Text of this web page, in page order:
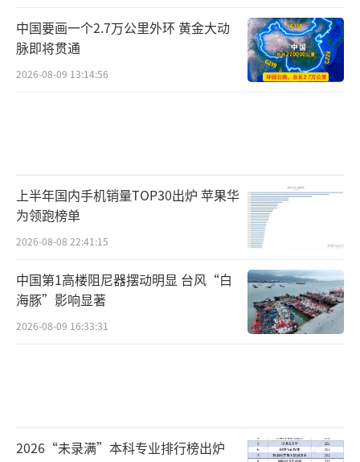
中国要画一个2.7万公里外环 黄金大动
脉即将贯通
2026-08-09 13:14:56
上半年国内手机销量TOP30出炉 苹果华
为领跑榜单
2026-08-08 22:41:15
中国第1高楼阻尼器摆动明显 台风“白
海豚”影响显著
2026-08-09 16:33:31
2026“未录满”本科专业排行榜出炉